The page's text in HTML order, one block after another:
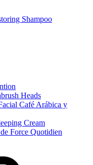
Shampoo
Heads
Café Arábica y
Cream
Force Quotidien